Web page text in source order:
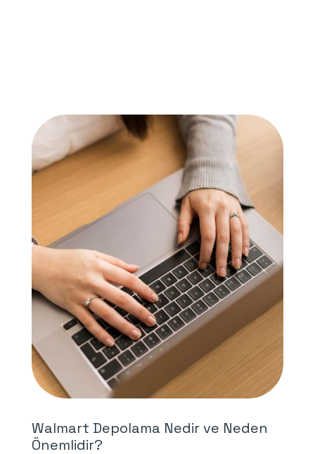
Walmart Depolama Nedir ve Neden
Önemlidir?